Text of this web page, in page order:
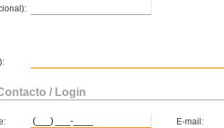
/ Login
E-mail: